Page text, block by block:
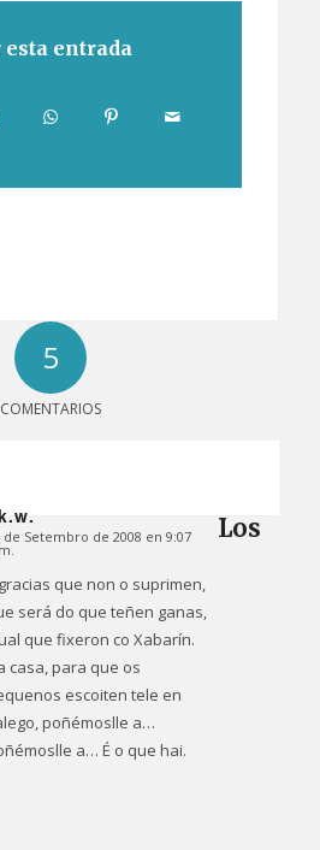
entrada
5
COMENTARIOS
de Setembro de 2008 en 9:07
que non o suprimen,
será do que teñen ganas,
que fixeron co Xabarín.
casa, para que os
escoiten tele en
poñémoslle a…
a… É o que hai.
Los